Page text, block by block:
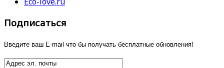
Подписаться
Введите ваш E-mail что бы получать бесплатные обновления!